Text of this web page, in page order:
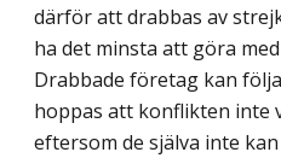
därför att drabbas av
ha det minsta att göra
Drabbade företag kan
hoppas att konflikten inte
eftersom de själva inte